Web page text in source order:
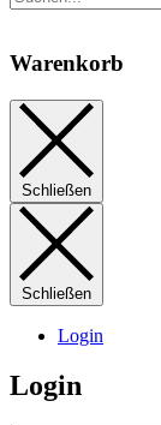
Warenkorb
Schließen
Schließen
Login
Login